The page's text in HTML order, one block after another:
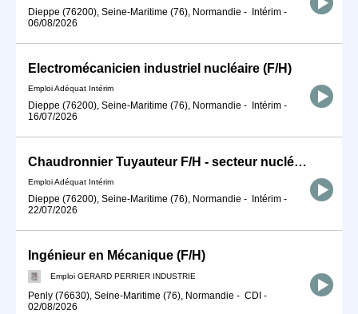
Dieppe (76200), Seine-Maritime (76), Normandie - Intérim -
06/08/2026
Electromécanicien industriel nucléaire (F/H)
Emploi Adéquat Intérim
Dieppe (76200), Seine-Maritime (76), Normandie - Intérim -
16/07/2026
Chaudronnier Tuyauteur F/H - secteur nucléaire
Emploi Adéquat Intérim
Dieppe (76200), Seine-Maritime (76), Normandie - Intérim -
22/07/2026
Ingénieur en Mécanique (F/H)
Emploi GERARD PERRIER INDUSTRIE
Penly (76630), Seine-Maritime (76), Normandie - CDI -
02/08/2026